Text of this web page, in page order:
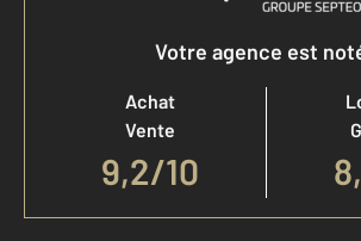
Votre agence est
Achat
Vente
9,2/10